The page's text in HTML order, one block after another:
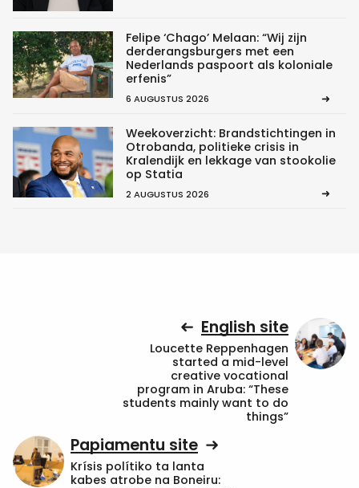
Felipe ‘Chago’ Melaan: “Wij zijn
derderangsburgers met een
Nederlands paspoort als koloniale
erfenis”
6 AUGUSTUS 2026
Weekoverzicht: Brandstichtingen in
Otrobanda, politieke crisis in
Kralendijk en lekkage van stookolie
op Statia
2 AUGUSTUS 2026
English site
Loucette Reppenhagen
started a mid-level
creative vocational
program in Aruba: “These
students mainly want to do
things”
Papiamentu site
Krísis polítiko ta lanta
kabes atrobe na Boneiru: